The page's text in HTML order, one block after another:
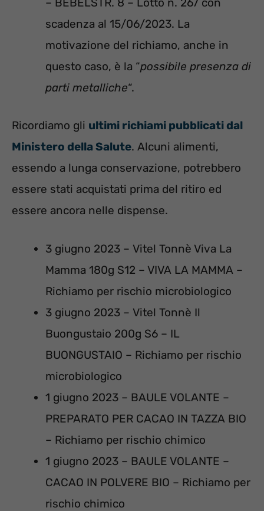
scadenza al 15/06/2023. La
motivazione del richiamo, anche in
questo caso, è la “possibile presenza di
parti metalliche“.
Ricordiamo gli ultimi richiami pubblicati dal
Ministero della Salute. Alcuni alimenti,
essendo a lunga conservazione, potrebbero
essere stati acquistati prima del ritiro ed
essere ancora nelle dispense.
3 giugno 2023 – Vitel Tonnè Viva La
Mamma 180g S12 – VIVA LA MAMMA –
Richiamo per rischio microbiologico
3 giugno 2023 – Vitel Tonnè Il
Buongustaio 200g S6 – IL
BUONGUSTAIO – Richiamo per rischio
microbiologico
1 giugno 2023 – BAULE VOLANTE –
PREPARATO PER CACAO IN TAZZA BIO
– Richiamo per rischio chimico
1 giugno 2023 – BAULE VOLANTE –
CACAO IN POLVERE BIO – Richiamo per
rischio chimico